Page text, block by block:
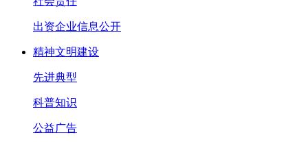
出资企业信息公开
精神文明建设
先进典型
科普知识
公益广告